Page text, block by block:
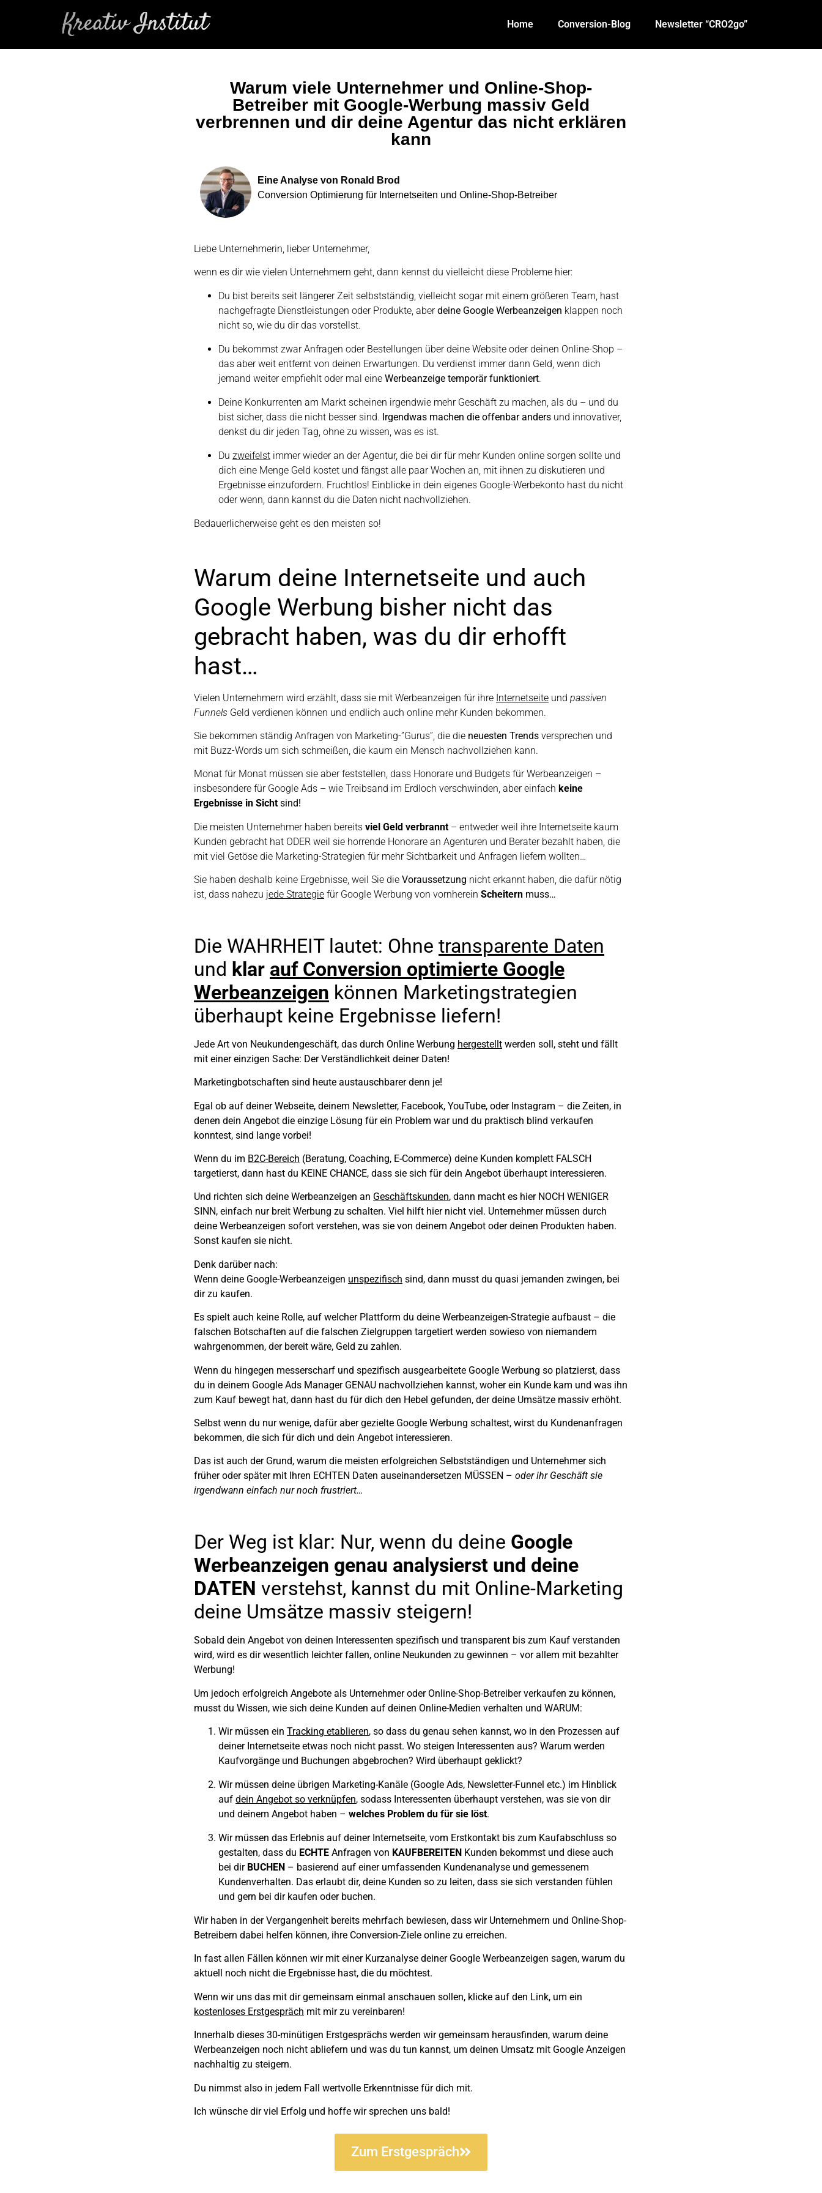
Kreativ Institut Home Conversion-Blog Newsletter “CRO2go”
Warum viele Unternehmer und Online-Shop-
Betreiber mit Google-Werbung massiv Geld
verbrennen und dir deine Agentur das nicht erklären
kann
Eine Analyse von Ronald Brod
Conversion Optimierung für Internetseiten und Online-Shop-Betreiber
Liebe Unternehmerin, lieber Unternehmer,
wenn es dir wie vielen Unternehmern geht, dann kennst du vielleicht diese Probleme hier:
Du bist bereits seit längerer Zeit selbstständig, vielleicht sogar mit einem größeren Team, hast
nachgefragte Dienstleistungen oder Produkte, aberdeine Google Werbeanzeigen klappen noch
nicht so, wie du dir das vorstellst.
Du bekommst zwar Anfragen oder Bestellungen über deine Website oder deinen Online-Shop –
das aber weit entfernt von deinen Erwartungen. Du verdienst immer dann Geld, wenn dich
jemand weiter empfiehlt oder mal eine Werbeanzeige temporär funktioniert.
Deine Konkurrenten am Markt scheinen irgendwie mehr Geschäft zu machen, als du – und du
bist sicher, dass die nicht besser sind. Irgendwas machen die offenbar anders und innovativer,
denkst du dir jeden Tag, ohne zu wissen, was es ist.
Du zweifelst immer wieder an der Agentur, die bei dir für mehr Kunden online sorgen sollte und
dich eine Menge Geld kostet und fängst alle paar Wochen an, mit ihnen zu diskutieren und
Ergebnisse einzufordern. Fruchtlos! Einblicke in dein eigenes Google-Werbekonto hast du nicht
oder wenn, dann kannst du die Daten nicht nachvollziehen.
Bedauerlicherweise geht es den meisten so!
Warum deine Internetseite und auch
Google Werbung bisher nicht das
gebracht haben, was du dir erhofft
hast…
Vielen Unternehmern wird erzählt, dass sie mit Werbeanzeigen für ihre Internetseite und passiven
Funnels Geld verdienen können und endlich auch online mehr Kunden bekommen.
Sie bekommen ständig Anfragen von Marketing-”Gurus”, die die neuesten Trends versprechen und
mit Buzz-Words um sich schmeißen, die kaum ein Mensch nachvollziehen kann.
Monat für Monat müssen sie aber feststellen, dass Honorare und Budgets für Werbeanzeigen –
insbesondere für Google Ads – wie Treibsand im Erdloch verschwinden, aber einfach keine
Ergebnisse in Sicht sind!
Die meisten Unternehmer haben bereits viel Geld verbrannt – entweder weil ihre Internetseite kaum
Kunden gebracht hat ODER weil sie horrende Honorare an Agenturen und Berater bezahlt haben, die
mit viel Getöse die Marketing-Strategien für mehr Sichtbarkeit und Anfragen liefern wollten…
Sie haben deshalb keine Ergebnisse, weil Sie die Voraussetzung nicht erkannt haben, die dafür nötig
ist, dass nahezu jede Strategie für Google Werbung von vornherein Scheitern muss…
Die WAHRHEIT lautet: Ohne transparente Daten
und klar auf Conversion optimierte Google
Werbeanzeigen können Marketingstrategien
überhaupt keine Ergebnisse liefern!
Jede Art von Neukundengeschäft, das durch Online Werbung hergestellt werden soll, steht und fällt
mit einer einzigen Sache: Der Verständlichkeit deiner Daten!
Marketingbotschaften sind heute austauschbarer denn je!
Egal ob auf deiner Webseite, deinem Newsletter, Facebook, YouTube, oder Instagram – die Zeiten, in
denen dein Angebot die einzige Lösung für ein Problem war und du praktisch blind verkaufen
konntest, sind lange vorbei!
Wenn du im B2C-Bereich (Beratung, Coaching, E-Commerce) deine Kunden komplett FALSCH
targetierst, dann hast du KEINE CHANCE, dass sie sich für dein Angebot überhaupt interessieren.
Und richten sich deine Werbeanzeigen an Geschäftskunden, dann macht es hier NOCH WENIGER
SINN, einfach nur breit Werbung zu schalten. Viel hilft hier nicht viel. Unternehmer müssen durch
deine Werbeanzeigen sofort verstehen, was sie von deinem Angebot oder deinen Produkten haben.
Sonst kaufen sie nicht.
Denk darüber nach:
Wenn deine Google-Werbeanzeigen unspezifisch sind, dann musst du quasi jemanden zwingen, bei
dir zu kaufen.
Es spielt auch keine Rolle, auf welcher Plattform du deine Werbeanzeigen-Strategie aufbaust – die
falschen Botschaften auf die falschen Zielgruppen targetiert werden sowieso von niemandem
wahrgenommen, der bereit wäre, Geld zu zahlen.
Wenn du hingegen messerscharf und spezifisch ausgearbeitete Google Werbung so platzierst, dass
du in deinem Google Ads Manager GENAU nachvollziehen kannst, woher ein Kunde kam und was ihn
zum Kauf bewegt hat, dann hast du für dich den Hebel gefunden, der deine Umsätze massiv erhöht.
Selbst wenn du nur wenige, dafür aber gezielte Google Werbung schaltest, wirst du Kundenanfragen
bekommen, die sich für dich und dein Angebot interessieren.
Das ist auch der Grund, warum die meisten erfolgreichen Selbstständigen und Unternehmer sich
früher oder später mit Ihren ECHTEN Daten auseinandersetzen MÜSSEN – oder ihr Geschäft sie
irgendwann einfach nur noch frustriert…
Der Weg ist klar: Nur, wenn du deine Google
Werbeanzeigen genau analysierst und deine
DATEN verstehst, kannst du mit Online-Marketing
deine Umsätze massiv steigern!
Sobald dein Angebot von deinen Interessenten spezifisch und transparent bis zum Kauf verstanden
wird, wird es dir wesentlich leichterfallen, online Neukunden zu gewinnen – vor allem mit bezahlter
Werbung!
Um jedoch erfolgreich Angebote als Unternehmer oder Online-Shop-Betreiber verkaufen zu können,
musst du Wissen, wie sich deine Kunden auf deinen Online-Medien verhalten und WARUM:
Wir müssen ein Tracking etablieren, so dass du genau sehen kannst, wo in den Prozessen auf
deiner Internetseite etwas noch nicht passt. Wo steigen Interessenten aus? Warum werden
Kaufvorgänge und Buchungen abgebrochen? Wird überhaupt geklickt?
Wir müssen deine übrigen Marketing-Kanäle (Google Ads, Newsletter-Funnel etc.) im Hinblick
auf dein Angebot so verknüpfen, sodass Interessenten überhaupt verstehen, was sie von dir
und deinem Angebot haben – welches Problem du für sie löst.
Wir müssen das Erlebnis auf deiner Internetseite, vom Erstkontakt bis zum Kaufabschluss so
gestalten, dass du ECHTE Anfragen von KAUFBEREITEN Kunden bekommst und diese auch
bei dir BUCHEN – basierend auf einer umfassenden Kundenanalyse und gemessenem
Kundenverhalten. Das erlaubt dir, deine Kunden so zu leiten, dass sie sich verstanden fühlen
und gern bei dir kaufen oder buchen.
Wir haben in der Vergangenheit bereits mehrfach bewiesen, dass wir Unternehmern und Online-Shop-
Betreibern dabei helfen können, ihre Conversion-Ziele online zu erreichen.
In fast allen Fällen können wir mit einer Kurzanalyse deiner Google Werbeanzeigen sagen, warum du
aktuell noch nicht die Ergebnisse hast, die du möchtest.
Wenn wir uns das mit dir gemeinsam einmal anschauen sollen, klicke auf den Link, um ein
kostenloses Erstgespräch mit mir zu vereinbaren!
Innerhalb dieses 30-minütigen Erstgesprächs werden wir gemeinsam herausfinden, warum deine
Werbeanzeigen noch nicht abliefern und was du tun kannst, um deinen Umsatz mit Google Anzeigen
nachhaltig zu steigern.
Du nimmst also in jedem Fall wertvolle Erkenntnisse für dich mit.
Ich wünsche dir viel Erfolg und hoffe wir sprechen uns bald!
Zum Erstgespräch